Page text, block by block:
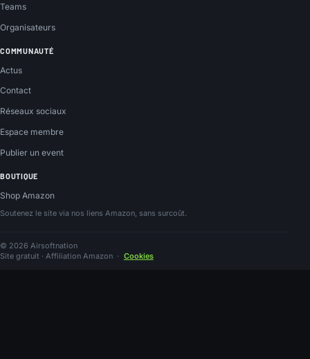
Teams
Organisateurs
COMMUNAUTÉ
Actus
Contact
Réseaux sociaux
Espace membre
Publier un event
BOUTIQUE
Shop Amazon
Soutenez le site via nos liens Amazon, sans surcoût.
© 2026 Airsoftnation
Site gratuit · Affiliation Amazon · Cookies